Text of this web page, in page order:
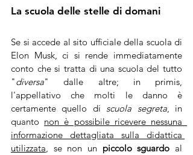
La scuola delle stelle di domani
Se si accede al sito ufficiale della scuola di
Elon Musk, ci si rende immediatamente
conto che si tratta di una scuola del tutto
"diversa" dalle altre; in primis,
l'appellativo che molti le danno è
certamente quello di scuola segreta, in
quanto non è possibile ricevere nessuna
informazione dettagliata sulla didattica
utilizzata, se non un piccolo sguardo al